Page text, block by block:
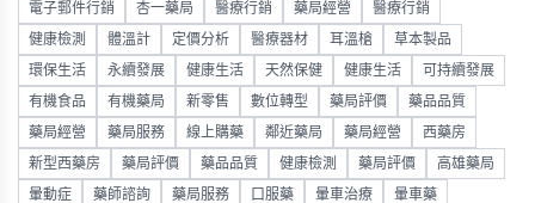
電子郵件行銷 杏一藥局 醫療行銷 藥局經營 醫療行銷
健康檢測 體溫計 定價分析 醫療器材 耳溫槍 草本製品
環保生活 永續發展 健康生活 天然保健 健康生活 可持續發展
有機食品 有機藥局 新零售 數位轉型 藥局評價 藥品品質
藥局經營 藥局服務 線上購藥 鄰近藥局 藥局經營 西藥房
新型西藥房 藥局評價 藥品品質 健康檢測 藥局評價 高雄藥局
暈動症 藥師諮詢 藥局服務 口服藥 暈車治療 暈車藥